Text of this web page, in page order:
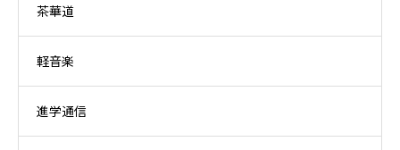
茶華道
軽音楽
進学通信